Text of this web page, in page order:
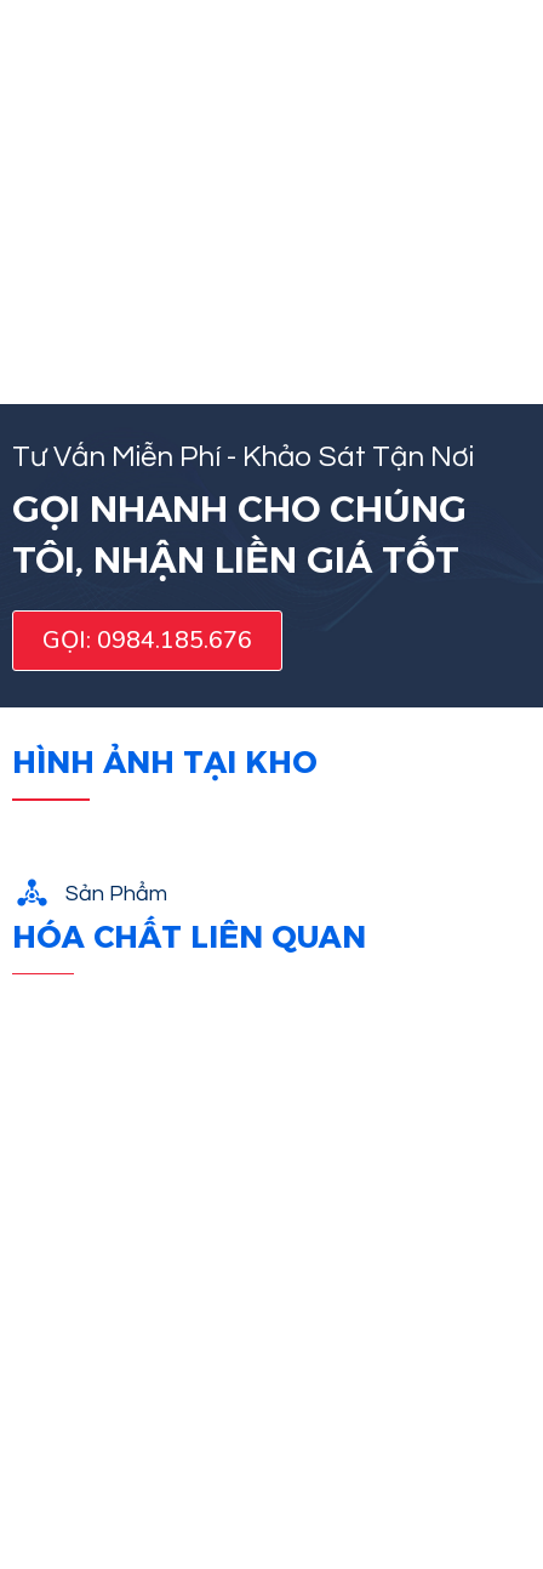
Tư Vấn Miễn Phí - Khảo Sát Tận Nơi
GỌI NHANH CHO CHÚNG
TÔI, NHẬN LIỀN GIÁ TỐT
GỌI: 0984.185.676
HÌNH ẢNH TẠI KHO
Sản Phẩm
HÓA CHẤT LIÊN QUAN